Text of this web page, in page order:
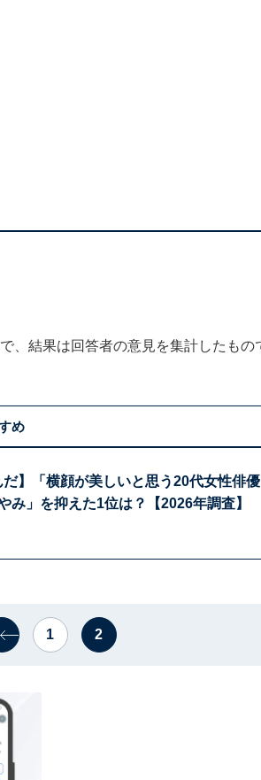
、結果は回答者の意見を集計したもの
め
だ】「横顔が美しいと思う20代女性俳
み」を抑えた1位は？【2026年調査】
1 2